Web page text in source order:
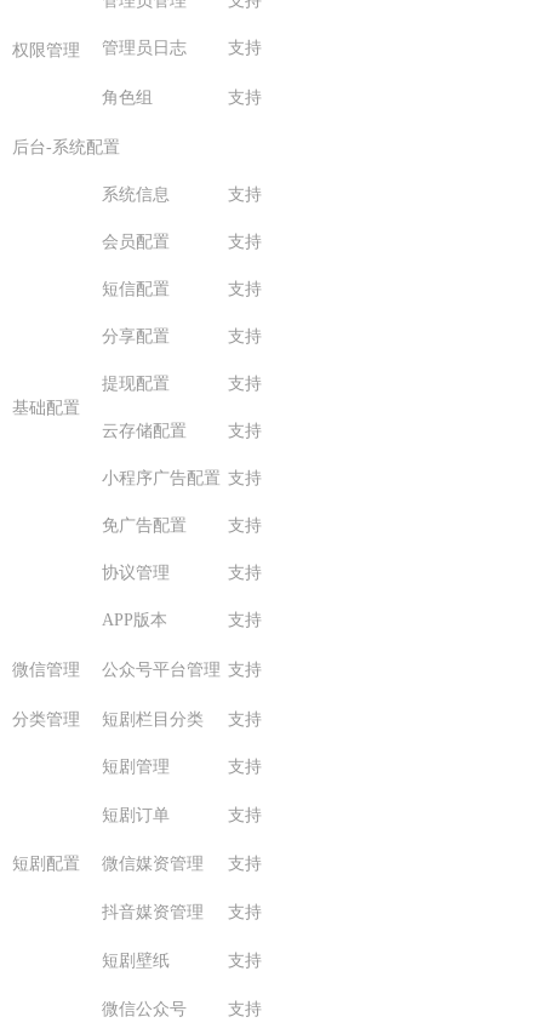
权限管理 管理员日志 支持
角色组 支持
后台-系统配置
基础配置
系统信息 支持
会员配置 支持
短信配置 支持
分享配置 支持
提现配置 支持
云存储配置 支持
小程序广告配置 支持
免广告配置 支持
协议管理 支持
APP版本 支持
微信管理 公众号平台管理 支持
分类管理 短剧栏目分类 支持
短剧配置
短剧管理 支持
短剧订单 支持
微信媒资管理 支持
抖音媒资管理 支持
短剧壁纸 支持
微信公众号 支持